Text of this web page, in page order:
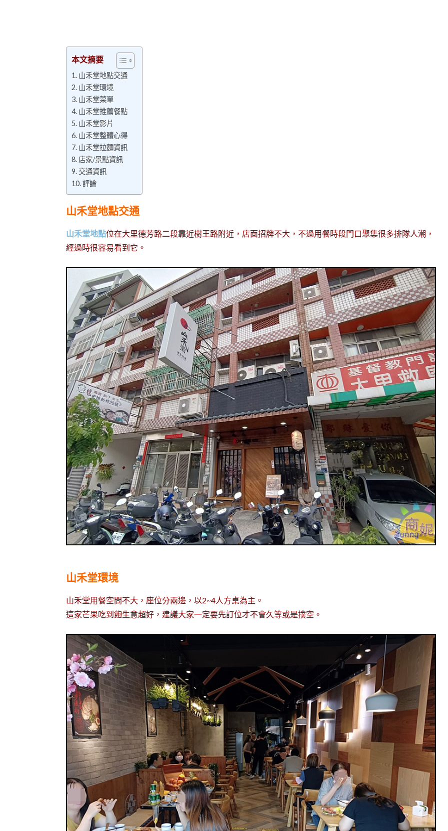
本文摘要
山禾堂地點交通
山禾堂環境
山禾堂菜單
山禾堂推薦餐點
山禾堂影片
山禾堂整體心得
山禾堂拉麵資訊
店家/景點資訊
交通資訊
評論
山禾堂地點交通
山禾堂地點位在大里德芳路二段靠近樹王路附近，店面招牌不大，不過用餐時段門口聚集很多排隊人潮，
經過時很容易看到它。
山禾堂環境
山禾堂用餐空間不大，座位分兩邊，以2~4人方桌為主。
這家芒果吃到飽生意超好，建議大家一定要先訂位才不會久等或是撲空。